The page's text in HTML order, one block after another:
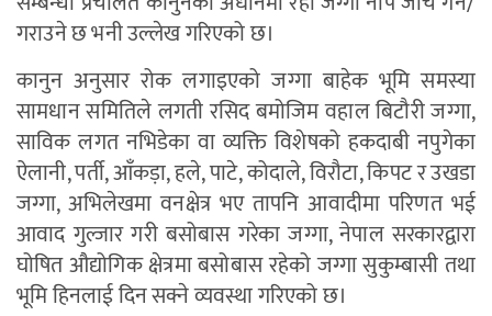
गराउने छ भनी उल्लेख गरिएको छ।
कानुन अनुसार रोक लगाइएको जग्गा बाहेक भूमि समस्या
सामधान समितिले लगती रसिद बमोजिम वहाल बिटौरी जग्गा,
साविक लगत नभिडेका वा व्यक्ति विशेषको हकदाबी नपुगेका
ऐलानी, पर्ती, आँकड़ा, हले, पाटे, कोदाले, विरौटा, किपट र उखडा
जग्गा, अभिलेखमा वनक्षेत्र भए तापनि आवादीमा परिणत भई
आवाद गुल्जार गरी बसोबास गरेका जग्गा, नेपाल सरकारद्वारा
घोषित औद्योगिक क्षेत्रमा बसोबास रहेको जग्गा सुकुम्बासी तथा
भूमि हिनलाई दिन सक्ने व्यवस्था गरिएको छ।